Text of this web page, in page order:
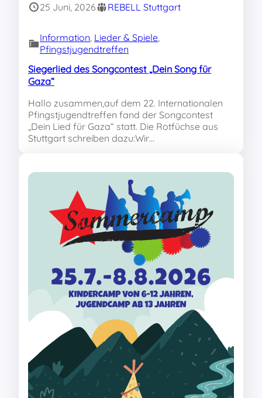
25 Juni, 2026 REBELL Stuttgart
Information, Lieder & Spiele
Pfingstjugendtreffen
Siegerlied des Songcontest „Dein Song für
Gaza“
Hallo zusammen,auf dem 22. Internationalen
Pfingstjugendtreffen fand der Songcontest
„Dein Lied für Gaza“ statt. Die Rotfüchse aus
Stuttgart schreiben dazu:Wir…